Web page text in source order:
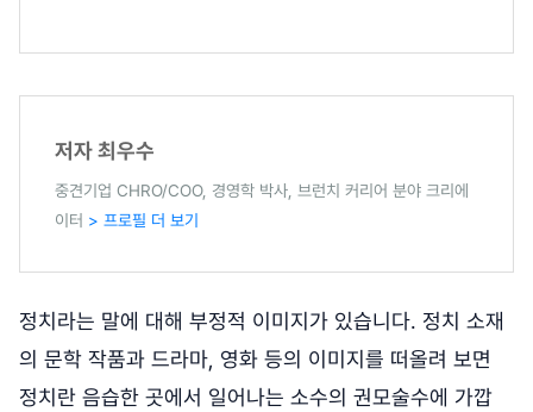
저자 최우수
중견기업 CHRO/COO, 경영학 박사, 브런치 커리어 분야 크리에
이터 > 프로필 더 보기
정치라는 말에 대해 부정적 이미지가 있습니다. 정치 소재
의 문학 작품과 드라마, 영화 등의 이미지를 떠올려 보면
정치란 음습한 곳에서 일어나는 소수의 권모술수에 가깝